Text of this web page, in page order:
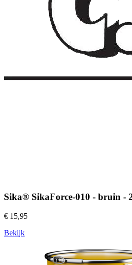
Sika® SikaForce-010 - bruin -
€ 15,95
Bekijk